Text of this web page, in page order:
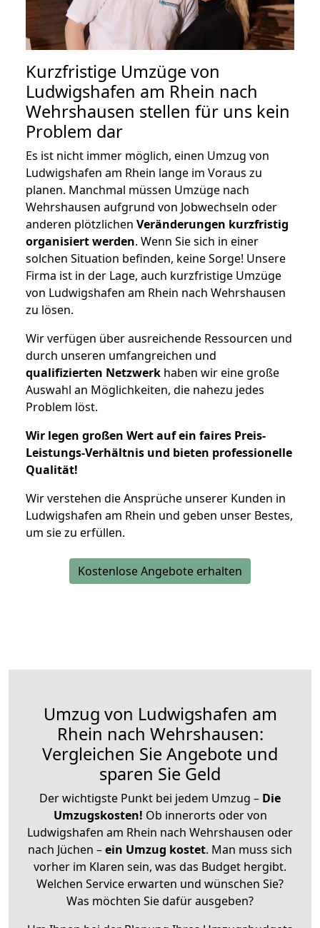
Kurzfristige Umzüge von
Ludwigshafen am Rhein nach
Wehrshausen stellen für uns kein
Problem dar
Es ist nicht immer möglich, einen Umzug von
Ludwigshafen am Rhein lange im Voraus zu
planen. Manchmal müssen Umzüge nach
Wehrshausen aufgrund von Jobwechseln oder
anderen plötzlichen Veränderungen kurzfristig
organisiert werden. Wenn Sie sich in einer
solchen Situation befinden, keine Sorge! Unsere
Firma ist in der Lage, auch kurzfristige Umzüge
von Ludwigshafen am Rhein nach Wehrshausen
zu lösen.
Wir verfügen über ausreichende Ressourcen und
durch unseren umfangreichen und
qualifizierten Netzwerk haben wir eine große
Auswahl an Möglichkeiten, die nahezu jedes
Problem löst.
Wir legen großen Wert auf ein faires Preis-
Leistungs-Verhältnis und bieten professionelle
Qualität!
Wir verstehen die Ansprüche unserer Kunden in
Ludwigshafen am Rhein und geben unser Bestes,
um sie zu erfüllen.
Kostenlose Angebote erhalten
Umzug von Ludwigshafen am
Rhein nach Wehrshausen:
Vergleichen Sie Angebote und
sparen Sie Geld
Der wichtigste Punkt bei jedem Umzug – Die
Umzugskosten! Ob innerorts oder von
Ludwigshafen am Rhein nach Wehrshausen oder
nach Jüchen –ein Umzug kostet. Man muss sich
vorher im Klaren sein, was das Budget hergibt.
Welchen Service erwarten und wünschen Sie?
Was möchten Sie dafür ausgeben?